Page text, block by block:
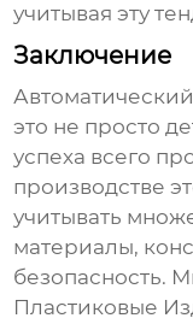
учитывая эту
Заключение
это не просто
успеха всего
производстве
учитывать
материалы,
безопасность.
Пластиковые